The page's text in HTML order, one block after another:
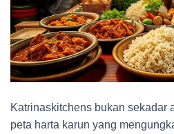
Katrinaskitchens bukan sekadar
peta harta karun yang